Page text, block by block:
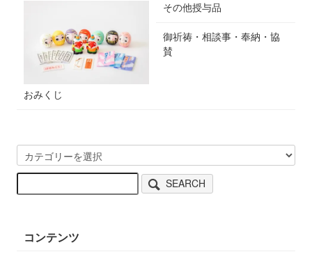
おみくじ
その他授与品
御祈祷・相談事・奉納・協
賛
SEARCH
コンテンツ